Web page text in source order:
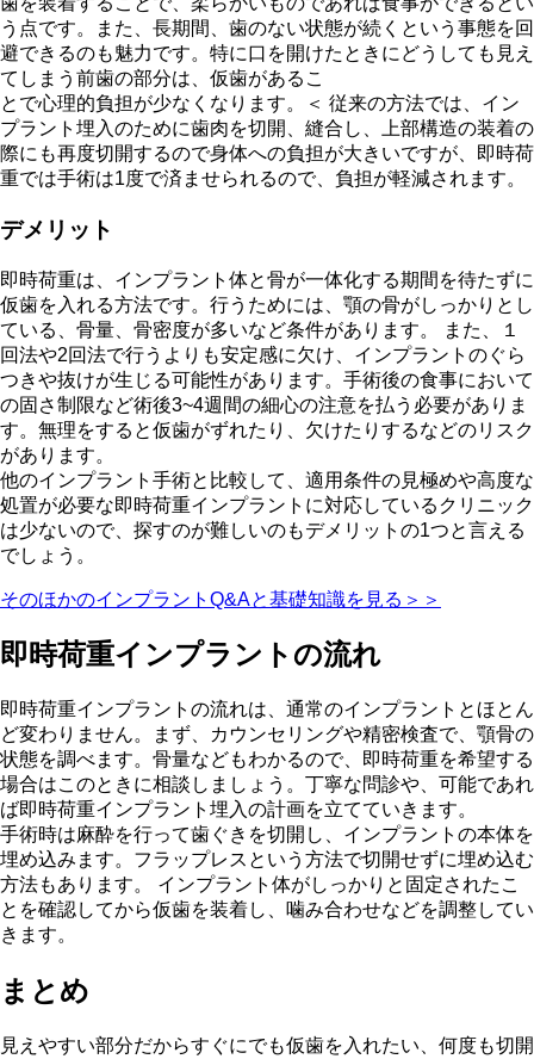
う点です。また、長期間、歯のない状態が続くという事態を回
避できるのも魅力です。特に口を開けたときにどうしても見え
てしまう前歯の部分は、仮歯があるこ
とで心理的負担が少なくなります。＜ 従来の方法では、イン
プラント埋入のために歯肉を切開、縫合し、上部構造の装着の
際にも再度切開するので身体への負担が大きいですが、即時荷
重では手術は1度で済ませられるので、負担が軽減されます。
デメリット
即時荷重は、インプラント体と骨が一体化する期間を待たずに
仮歯を入れる方法です。行うためには、顎の骨がしっかりとし
ている、骨量、骨密度が多いなど条件があります。 また、１
回法や2回法で行うよりも安定感に欠け、インプラントのぐら
つきや抜けが生じる可能性があります。手術後の食事において
の固さ制限など術後3~4週間の細心の注意を払う必要がありま
す。無理をすると仮歯がずれたり、欠けたりするなどのリスク
があります。
他のインプラント手術と比較して、適用条件の見極めや高度な
処置が必要な即時荷重インプラントに対応しているクリニック
は少ないので、探すのが難しいのもデメリットの1つと言える
でしょう。
そのほかのインプラントQ&Aと基礎知識を見る＞＞
即時荷重インプラントの流れ
即時荷重インプラントの流れは、通常のインプラントとほとん
ど変わりません。まず、カウンセリングや精密検査で、顎骨の
状態を調べます。骨量などもわかるので、即時荷重を希望する
場合はこのときに相談しましょう。丁寧な問診や、可能であれ
ば即時荷重インプラント埋入の計画を立てていきます。
手術時は麻酔を行って歯ぐきを切開し、インプラントの本体を
埋め込みます。フラップレスという方法で切開せずに埋め込む
方法もあります。 インプラント体がしっかりと固定されたこ
とを確認してから仮歯を装着し、噛み合わせなどを調整してい
きます。
まとめ
見えやすい部分だからすぐにでも仮歯を入れたい、何度も切開